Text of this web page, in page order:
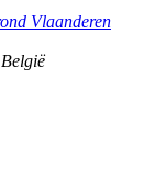
Vlaanderen
België